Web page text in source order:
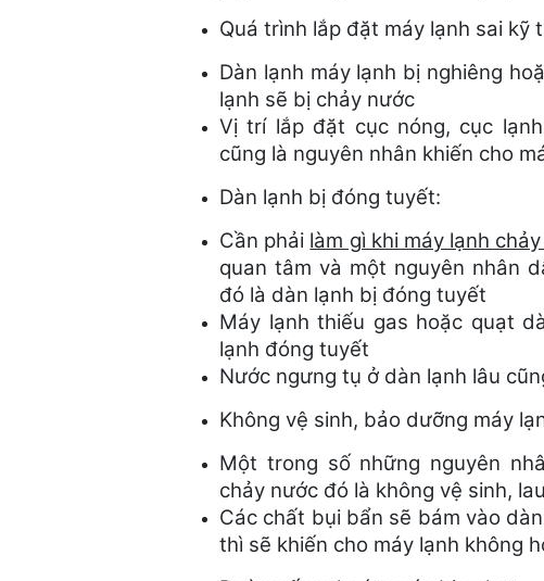
Quá trình lắp đặt máy lạnh sai kỹ
Dàn lạnh máy lạnh bị nghiêng
lạnh sẽ bị chảy nước
Vị trí lắp đặt cục nóng, cục
cũng là nguyên nhân khiến cho
Dàn lạnh bị đóng tuyết:
Cần phải làm gì khi máy lạnh
quan tâm và một nguyên nhân
đó là dàn lạnh bị đóng tuyết
Máy lạnh thiếu gas hoặc quạt
lạnh đóng tuyết
Nước ngưng tụ ở dàn lạnh lâu
Không vệ sinh, bảo dưỡng máy
Một trong số những nguyên
chảy nước đó là không vệ sinh,
Các chất bụi bẩn sẽ bám vào
thì sẽ khiến cho máy lạnh không